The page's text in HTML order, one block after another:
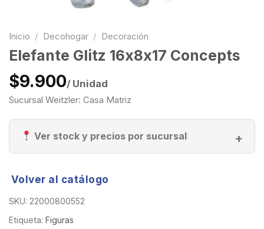
Inicio / Decohogar / Decoración
Elefante Glitz 16x8x17 Concepts
$9.900/ Unidad
Sucursal Weitzler: Casa Matriz
Ver stock y precios por sucursal
Volver al catálogo
SKU: 22000800552
Etiqueta: Figuras